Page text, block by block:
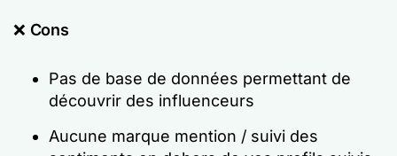
❌ Cons
Pas de base de données permettant de
découvrir des influenceurs
Aucune marque mention / suivi des